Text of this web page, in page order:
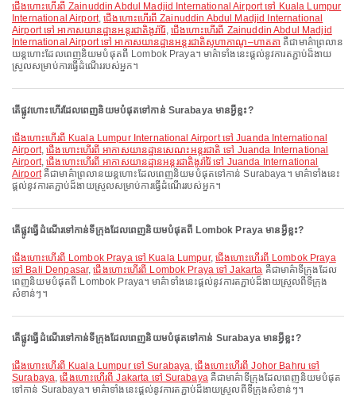
ជើងហោះហើរពី Zainuddin Abdul Madjid International Airport ទៅ Kuala Lumpur
International Airport,ជើងហោះហើរពី Zainuddin Abdul Madjid International
Airport ទៅ អាកាសយានដ្ឋានអន្តរជាតិងូរ៉ារ៉ៃ, ជើងហោះហើរពី Zainuddin Abdul Madjid
International Airport ទៅ អាកាសយានដ្ឋានអន្តរជាតិសូហាកាណូ–ហាតតា គឺជាមាគ៌ាព្រលាន
យន្តហោះដែលពេញនិយមបំផុតពី Lombok Praya។ មាគ៌ាទាំងនេះផ្តល់នូវការតភ្ជាប់ដ៏ងាយ
ស្រួលសម្រាប់ការធ្វើដំណើររបស់អ្នក។
តើផ្លូវហោះហើរដែលពេញនិយមបំផុតទៅកាន់ Surabaya មានអ្វីខ្លះ?
ជើងហោះហើរពី Kuala Lumpur International Airport ទៅ Juanda International
Airport,ជើងហោះហើរពី អាកាសយានដ្ឋានសេណះអន្តរជាតិ ទៅ Juanda International
Airport,ជើងហោះហើរពី អាកាសយានដ្ឋានអន្តរជាតិងូរ៉ារ៉ៃ ទៅ Juanda International
Airportគឺជាមាគ៌ាព្រលានយន្តហោះដែលពេញនិយមបំផុតទៅកាន់ Surabaya។ មាគ៌ាទាំងនេះ
ផ្តល់នូវការតភ្ជាប់ដ៏ងាយស្រួលសម្រាប់ការធ្វើដំណើររបស់អ្នក។
តើផ្លូវធ្វើដំណើរទៅកាន់ទីក្រុងដែលពេញនិយមបំផុតពី Lombok Praya មានអ្វីខ្លះ?
ជើងហោះហើរពី Lombok Praya ទៅ Kuala Lumpur,ជើងហោះហើរពី Lombok Praya
ទៅ Bali Denpasar,ជើងហោះហើរពី Lombok Praya ទៅ Jakarta គឺជាមាគ៌ាទីក្រុងដែល
ពេញនិយមបំផុតពី Lombok Praya។ មាគ៌ាទាំងនេះផ្តល់នូវការតភ្ជាប់ដ៏ងាយស្រួលពីទីក្រុង
សំខាន់ៗ។
តើផ្លូវធ្វើដំណើរទៅកាន់ទីក្រុងដែលពេញនិយមបំផុតទៅកាន់ Surabaya មានអ្វីខ្លះ?
ជើងហោះហើរពី Kuala Lumpur ទៅ Surabaya,ជើងហោះហើរពី Johor Bahru ទៅ
Surabaya,ជើងហោះហើរពី Jakarta ទៅ Surabayaគឺជាមាគ៌ាទីក្រុងដែលពេញនិយមបំផុត
ទៅកាន់ Surabaya។ មាគ៌ាទាំងនេះផ្តល់នូវការតភ្ជាប់ដ៏ងាយស្រួលពីទីក្រុងសំខាន់ៗ។